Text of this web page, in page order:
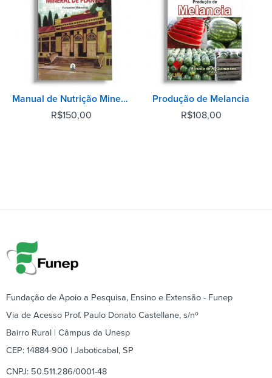
Manual de Nutrição Mineral de Plantas
R$150,00
Produção de Melancia
R$108,00
Fundação de Apoio a Pesquisa, Ensino e Extensão - Funep
Via de Acesso Prof. Paulo Donato Castellane, s/nº
Bairro Rural | Câmpus da Unesp
CEP: 14884-900 | Jaboticabal, SP
CNPJ: 50.511.286/0001-48